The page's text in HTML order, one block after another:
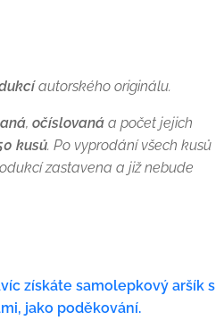
autorského originálu.
, očíslovaná a počet jejich
kusů. Po vyprodání všech kusů
zastavena a již nebude
získáte samolepkový aršík s
jako poděkování.